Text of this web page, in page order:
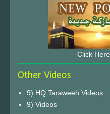
Click Here
Other Videos
9) HQ Taraweeh Videos
9) Videos